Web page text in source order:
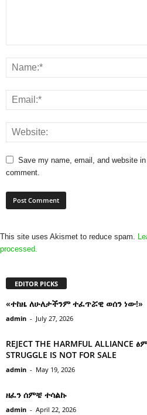
Save my name, email, and website
comment.
This site uses Akismet to reduce spam.
processed.
EDITOR PICKS
«ተከዜ ለሁለታችንም ተፈጥሯዊ ወሰን ነው!»
admin - July 27, 2026
REJECT THE HARMFUL ALLIANCE
STRUGGLE IS NOT FOR SALE
admin - May 19, 2026
ዘፈን ሰምቼ ተሳልኩ
admin - April 22, 2026